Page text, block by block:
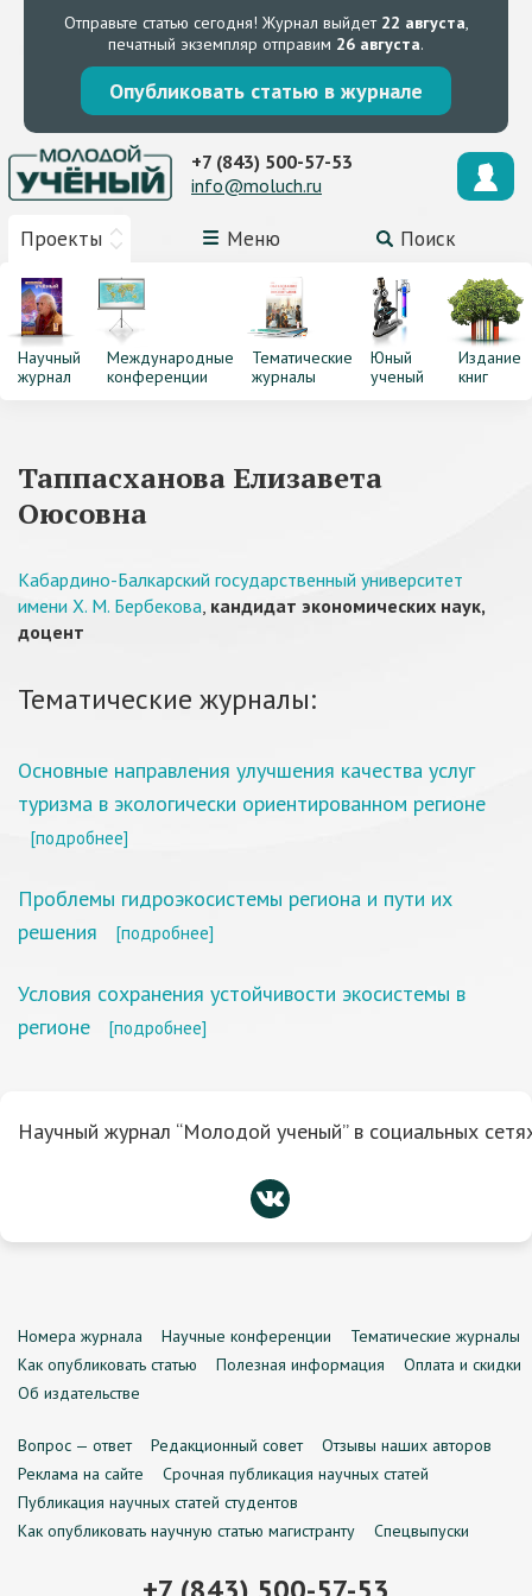
Отправьте статью сегодня! Журнал выйдет 22 августа,
печатный экземпляр отправим 26 августа.
Опубликовать статью в журнале
Проекты Меню Поиск
+7 (843) 500-57-53
info@moluch.ru
Научный
журнал
Международные
конференции
Тематические
журналы
Юный
ученый
Издание
книг
Таппасханова Елизавета
Оюсовна
Кабардино-Балкарский государственный университет
имени Х. М. Бербекова, кандидат экономических наук,
доцент
Тематические журналы:
Основные направления улучшения качества услуг
туризма в экологически ориентированном регионе
[подробнее]
Проблемы гидроэкосистемы региона и пути их
решения
[подробнее]
Условия сохранения устойчивости экосистемы в
регионе
[подробнее]
Научный журнал “Молодой ученый” в социальных
Номера журнала Научные конференции
Тематические журналы
Как опубликовать статью
Полезная информация
Оплата и скидки
Об издательстве
Вопрос — ответ Редакционный совет
Отзывы наших авторов
Реклама на сайте
Срочная публикация научных статей
Публикация научных статей студентов
Как опубликовать научную статью магистранту
Спецвыпуски